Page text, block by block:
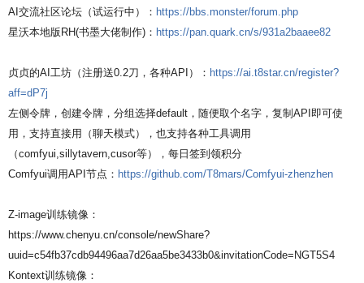
AI交流社区论坛（试运行中）： https://bbs.monster/forum.php
星沃本地版RH(书墨大佬制作)： https://pan.quark.cn/s/931a2baaee82
贞贞的AI工坊（注册送0.2刀，各种API）： https://ai.t8star.cn/register?
aff=dP7j
左侧令牌，创建令牌，分组选择default，随便取个名字，复制API即可使
用，支持直接用（聊天模式），也支持各种工具调用
（comfyui,sillytavern,cusor等），每日签到领积分
Comfyui调用API节点： https://github.com/T8mars/Comfyui-zhenzhen
Z-image训练镜像：
https://www.chenyu.cn/console/newShare?
uuid=c54fb37cdb94496aa7d26aa5be3433b0&invitationCode=NGT5S4
Kontext训练镜像：